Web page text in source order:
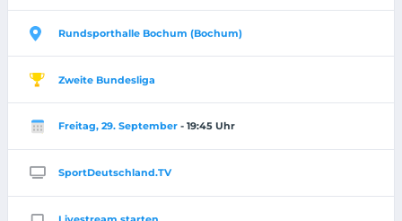
Rundsporthalle Bochum (Bochum)
Zweite Bundesliga
Freitag, 29. September - 19:45 Uhr
SportDeutschland.TV